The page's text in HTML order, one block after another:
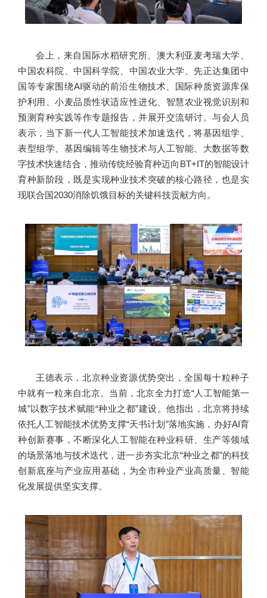
会上，来自国际水稻研究所、澳大利亚麦考瑞大学、
中国农科院、中国科学院、中国农业大学、先正达集团中
国等专家围绕AI驱动的前沿生物技术、国际种质资源库保
护利用、小麦品质性状适应性进化、智慧农业视觉识别和
预测育种实践等作专题报告，并展开交流研讨。与会人员
表示，当下新一代人工智能技术加速迭代，将基因组学、
表型组学、基因编辑等生物技术与人工智能、大数据等数
字技术快速结合，推动传统经验育种迈向BT+IT的智能设计
育种新阶段，既是实现种业技术突破的核心路径，也是实
现联合国2030消除饥饿目标的关键科技贡献方向。
王德表示，北京种业资源优势突出，全国每十粒种子
中就有一粒来自北京。当前，北京全力打造“人工智能第一
城”以数字技术赋能“种业之都”建设。他指出，北京将持续
依托人工智能技术优势支撑“天书计划”落地实施，办好AI育
种创新赛事，不断深化人工智能在种业科研、生产等领域
的场景落地与技术迭代，进一步夯实北京“种业之都”的科技
创新底座与产业应用基础，为全市种业产业高质量、智能
化发展提供坚实支撑。